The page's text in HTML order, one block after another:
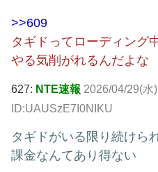
>>609
タギドってローディング
やる気削がれるんだよな
627: NTE速報 2026/04/29(水
ID:UAUSzE7I0NIKU
タギドがいる限り続けら
課金なんてあり得ない